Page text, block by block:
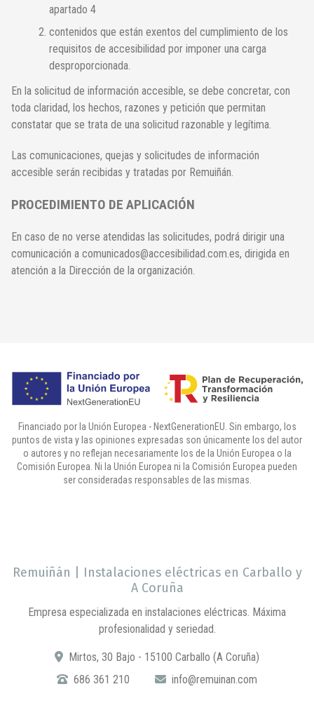
apartado 4
contenidos que están exentos del cumplimiento de los
requisitos de accesibilidad por imponer una carga
desproporcionada.
En la solicitud de información accesible, se debe concretar, con
toda claridad, los hechos, razones y petición que permitan
constatar que se trata de una solicitud razonable y legítima.
Las comunicaciones, quejas y solicitudes de información
accesible serán recibidas y tratadas por Remuiñán.
PROCEDIMIENTO DE APLICACIÓN
En caso de no verse atendidas las solicitudes, podrá dirigir una
comunicación a comunicados@accesibilidad.com.es, dirigida en
atención a la Dirección de la organización.
Financiado por la Unión Europea - NextGenerationEU. Sin embargo, los
puntos de vista y las opiniones expresadas son únicamente los del autor
o autores y no reflejan necesariamente los de la Unión Europea o la
Comisión Europea. Ni la Unión Europea ni la Comisión Europea pueden
ser consideradas responsables de las mismas.
Remuiñán | Instalaciones eléctricas en Carballo y
A Coruña
Empresa especializada en instalaciones eléctricas. Máxima
profesionalidad y seriedad.
Mirtos, 30 Bajo - 15100 Carballo (A Coruña)
686 361 210
info@remuinan.com